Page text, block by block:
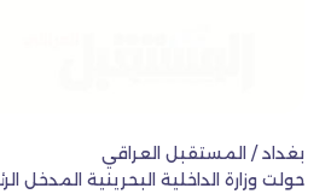
بغداد / المستقبل العراقي
حولت وزارة الداخلية البحرينية المدخل